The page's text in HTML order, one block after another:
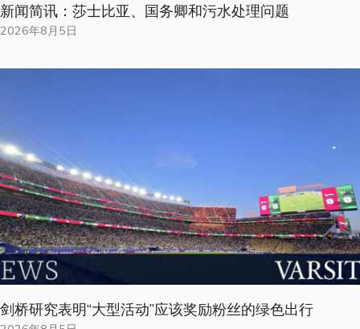
新闻简讯：莎士比亚、国务卿和污水处理问题
2026年8月5日
剑桥研究表明“大型活动”应该奖励粉丝的绿色出行